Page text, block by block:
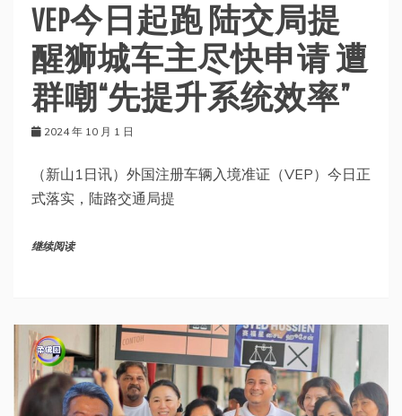
VEP今日起跑 陆交局提
醒狮城车主尽快申请 遭
群嘲“先提升系统效率”
2024 年 10 月 1 日
（新山1日讯）外国注册车辆入境准证（VEP）今日正
式落实，陆路交通局提
继续阅读